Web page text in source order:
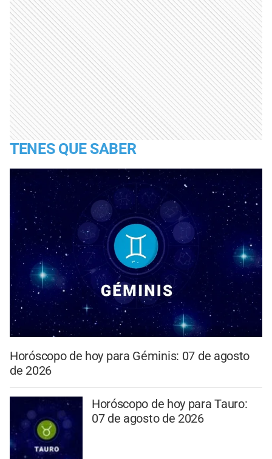
TENES QUE SABER
Horóscopo de hoy para Géminis: 07 de agosto
de 2026
Horóscopo de hoy para Tauro:
07 de agosto de 2026